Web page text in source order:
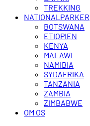
TREKKING
NATIONALPARKER
BOTSWANA
ETIOPIEN
KENYA
MALAWI
NAMIBIA
SYDAFRIKA
TANZANIA
ZAMBIA
ZIMBABWE
OM OS